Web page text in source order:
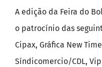
A edição da Feira do
o patrocínio das
Cipax, Gráfica New
Síndicomercio/CDL,